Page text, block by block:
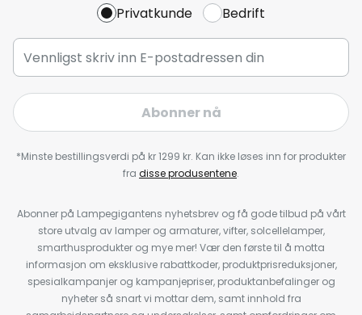
Privatkunde Bedrift
Abonner nå
*Minste bestillingsverdi på kr 1299 kr. Kan ikke løses inn for produkter
fra disse produsentene.
Abonner på Lampegigantens nyhetsbrev og få gode tilbud på vårt
store utvalg av lamper og armaturer, vifter, solcellelamper,
smarthusprodukter og mye mer! Vær den første til å motta
informasjon om eksklusive rabattkoder, produktprisreduksjoner,
spesialkampanjer og kampanjepriser, produktanbefalinger og
nyheter så snart vi mottar dem, samt innhold fra